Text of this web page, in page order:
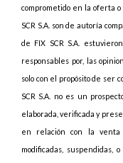
comprometido en la oferta
SCR S.A. son de autoría
de FIX SCR S.A.
responsables por, las
solo con el propósito de ser
SCR S.A. no es un
elaborada, verificada y
en relación con la venta
modificadas,